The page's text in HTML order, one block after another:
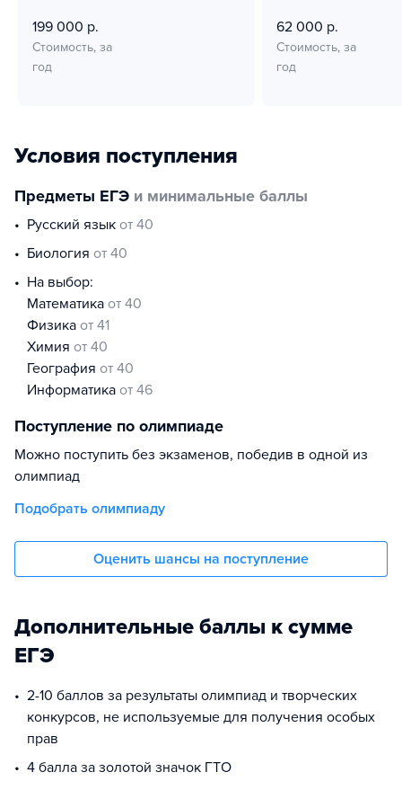
199 000 р.
Стоимость, за
год
62 000 р.
Стоимость, за
год
Условия поступления
Предметы ЕГЭ и минимальные баллы
русский язык от 40
биология от 40
На выбор:
математика от 40
физика от 41
химия от 40
география от 40
информатика от 46
Поступление по олимпиаде
Можно поступить без экзаменов, победив в одной из
олимпиад
Подобрать олимпиаду
Оценить шансы на поступление
Дополнительные баллы к сумме
ЕГЭ
2-10 баллов за результаты олимпиад и творческих
конкурсов, не используемые для получения особых
прав
4 балла за золотой значок ГТО